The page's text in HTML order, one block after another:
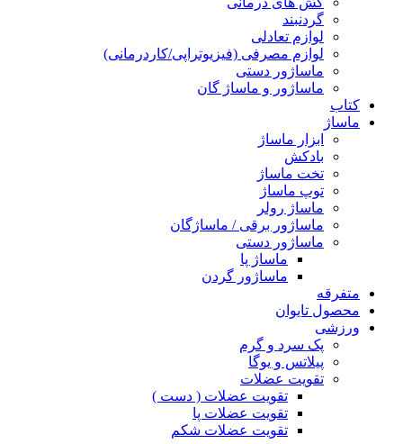
گردنبند
لوازم تعادلی
لوازم مصرفی (فیزیوتراپی/کاردرمانی)
ماساژور دستی
ماساژور و ماساژ گان
کتاب
ماساژ
ابزار ماساژ
بادکش
تخت ماساژ
توپ ماساژ
ماساژ رولر
ماساژور برقی / ماساژگان
ماساژور دستی
ماساژ پا
ماساژور گردن
متفرقه
محصول تایوان
ورزشی
پک سرد و گرم
پیلاتس و یوگا
تقویت عضلات
تقویت عضلات ( دست )
تقویت عضلات پا
تقویت عضلات شکم